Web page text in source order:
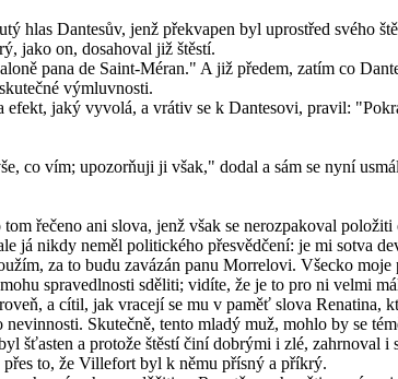
hlas Dantesův, jenž překvapen byl uprostřed svého
jako on, dosahoval již štěstí.
pana de Saint-Méran." A již předem, zatím co
výmluvnosti.
jaký vyvolá, a vrátiv se k Dantesovi, pravil:
co vím; upozorňuji ji však," dodal a sám se nyní
řečeno ani slova, jenž však se nerozpakoval
já nikdy neměl politického přesvědčení: je mi sotva
za to budu zavázán panu Morrelovi. Všecko
spravedlnosti sděliti; vidíte, že je to pro ni velmi
a cítil, jak vracejí se mu v paměť slova Renatina,
Skutečně, tento mladý muž, mohlo by se
šťasten a protože štěstí činí dobrými i zlé, zahrnoval
to, že Villefort byl k němu přísný a příkrý.